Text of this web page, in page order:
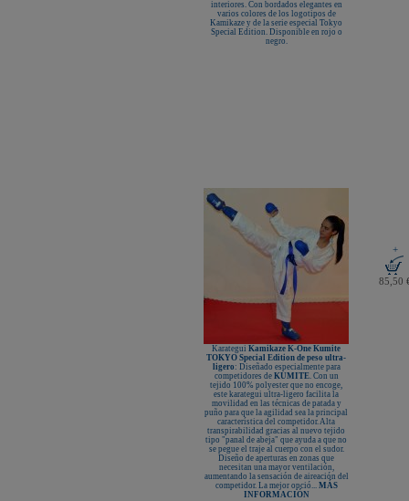
interiores. Con bordados elegantes en
varios colores de los logotipos de
Kamikaze y de la serie especial Tokyo
Special Edition. Disponible en rojo o
negro.
+
85,50
Karategui Kamikaze K-One Kumite
TOKYO Special Edition de peso ultra-
ligero : Diseñado especialmente para
competidores de KUMITE. Con un
tejido 100% polyester que no encoge,
este karategui ultra-ligero facilita la
movilidad en las técnicas de patada y
puño para que la agilidad sea la principal
característica del competidor. Alta
transpirabilidad gracias al nuevo tejido
tipo "panal de abeja" que ayuda a que no
se pegue el traje al cuerpo con el sudor.
Diseño de aperturas en zonas que
necesitan una mayor ventilación,
aumentando la sensación de aireación del
competidor. La mejor opció... MÁS
INFORMACIÓN